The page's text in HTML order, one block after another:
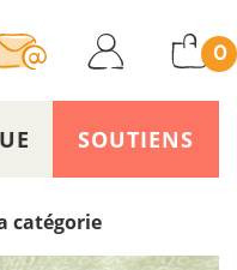
0
SOUTIENS
catégorie